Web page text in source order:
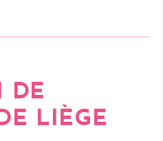
DE
LIÈGE